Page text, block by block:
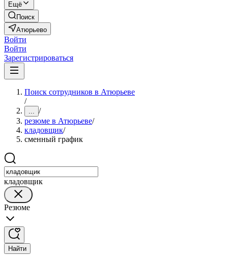
Ещё
Поиск
Атюрьево
Войти
Войти
Зарегистрироваться
Поиск сотрудников в Атюрьеве
/
... /
резюме в Атюрьеве/
кладовщик/
сменный график
кладовщик
Резюме
Найти